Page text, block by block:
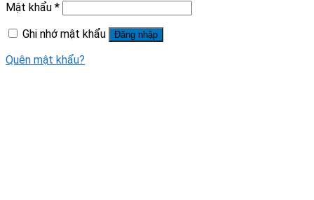
Mật khẩu *
Ghi nhớ mật khẩu
Đăng nhập
Quên mật khẩu?